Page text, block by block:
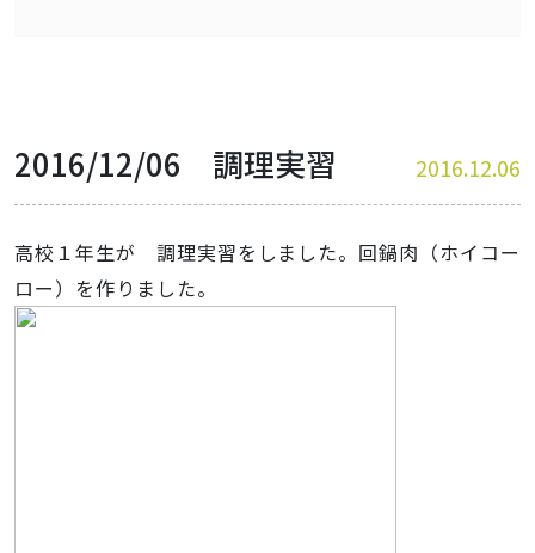
2016/12/06 調理実習 2016.12.06
高校１年生が 調理実習をしました。回鍋肉（ホイコー
ロー）を作りました。